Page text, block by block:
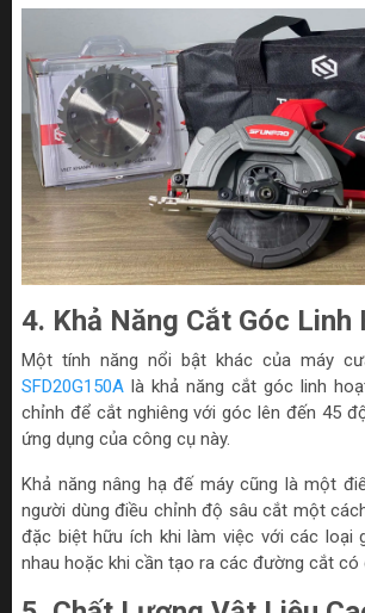
4. Khả Năng Cắt Góc Linh
Một tính năng nổi bật khác của máy
SFD20G150A là khả năng cắt góc linh
chỉnh để cắt nghiêng với góc lên đến 45
ứng dụng của công cụ này.
Khả năng nâng hạ đế máy cũng là một
người dùng điều chỉnh độ sâu cắt một
đặc biệt hữu ích khi làm việc với các loại
nhau hoặc khi cần tạo ra các đường cắt có